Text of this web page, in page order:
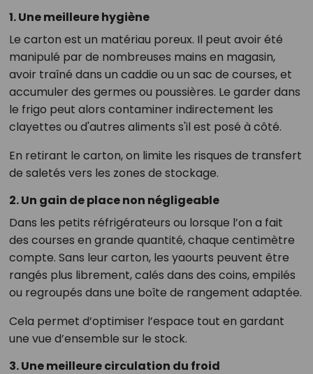
1. Une meilleure hygiène
Le carton est un matériau poreux. Il peut avoir été
manipulé par de nombreuses mains en magasin,
avoir traîné dans un caddie ou un sac de courses, et
accumuler des germes ou poussières. Le garder dans
le frigo peut alors contaminer indirectement les
clayettes ou d'autres aliments s'il est posé à côté.
En retirant le carton, on limite les risques de transfert
de saletés vers les zones de stockage.
2. Un gain de place non négligeable
Dans les petits réfrigérateurs ou lorsque l’on a fait
des courses en grande quantité, chaque centimètre
compte. Sans leur carton, les yaourts peuvent être
rangés plus librement, calés dans des coins, empilés
ou regroupés dans une boîte de rangement adaptée.
Cela permet d’optimiser l’espace tout en gardant
une vue d’ensemble sur le stock.
3. Une meilleure circulation du froid